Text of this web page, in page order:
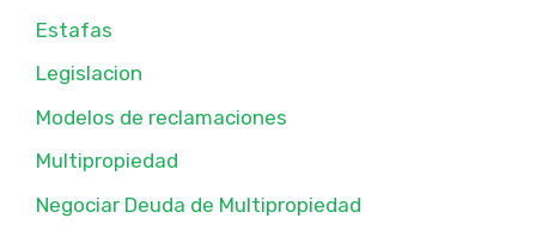
Estafas
Legislacion
Modelos de reclamaciones
Multipropiedad
Negociar Deuda de Multipropiedad